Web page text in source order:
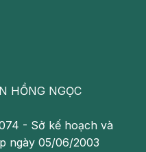
cũng là một trong
tình trạng táo bón
HỒNG NGỌC
- Sở kế hoạch và
ngày 05/06/2003